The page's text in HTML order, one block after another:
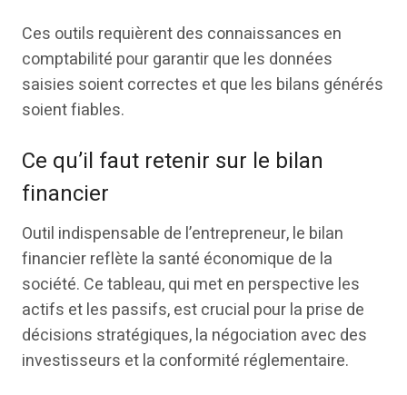
Ces outils requièrent des connaissances en
comptabilité pour garantir que les données
saisies soient correctes et que les bilans générés
soient fiables.
Ce qu’il faut retenir sur le bilan
financier
Outil indispensable de l’entrepreneur, le bilan
financier reflète la santé économique de la
société. Ce tableau, qui met en perspective les
actifs et les passifs, est crucial pour la prise de
décisions stratégiques, la négociation avec des
investisseurs et la conformité réglementaire.